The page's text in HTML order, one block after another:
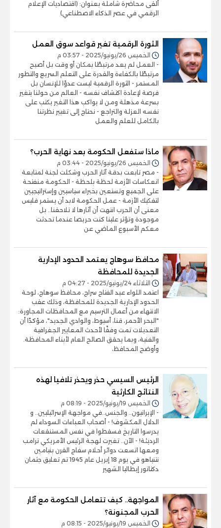
ألقى محاضرة شاملة بعنوان: (اقتصاديات الإعلام
الرقمي في عصر الذكاء الاصطناعي)
الثورة الرقمية تغير قواعد سوق العمل
الخميس 26/يونيو/2025 - 03:57 م
- العمل لم يعد مرتبطًا بمكان أو وقت بل أصبح
مرتبطًا بالكفاءة والقدرة على التعلم السريع والتطور
المستمر - الثورة الرقمية ليست عدوًا للإنسان بل
فرصة لإعادة اكتشاف نفسه - العالم من حولنا يتغير
بسرعة مذهلة ومن لا يواكب هذا التغير يكتب على
نفسه العزلة والتراجع - نحتاج إلى تغيير نظرتنا
بالكامل للعلم والعمل
ماذا ستفعل الحكومة بعد نهاية الحرب؟
الخميس 26/يونيو/2025 - 03:44 م
- مصر تابعت بدقة آثار الحرب وشكلت لجنة لمتابعة
انعكاسات الأزمة لحظة بلحظة - الحكومة منفتحة
على الجميع وتستعين بخبراء سياسيين وإستراتيجيين
لتفكيك الأزمة - عمل الحكومة لابد أن يستمر فليس
معنى أن الحرب انتهت أن آثارها لا تلاحقنا.. بل
موجودة وتؤثر علينا كنت حريصا عندما تحدثت
معكم الأسبوع الماضي عن
محافظ سوهاج يعتمد الحدود الإدارية
الجديدة للمحافظة
الثلاثاء 24/يونيو/2025 - 04:27 م
اعتمد اللواء عبد الفتاح سراج، محافظ سوهاج، لوحة
الحدود الإدارية الجديدة للمحافظة، وذلك عقب
الانتهاء من أعمال الترسيم مع المحافظات المجاورة:
"البحر الأحمر، قنا، أسيوط، والوادي الجديد"، مؤكدًا أن
التعديلات تمت وفقًا لأحدث المعايير الجغرافية
والفنية، وبما يحقق الصالح العام لأبناء المحافظة.
وأوضح المحافظ،
الرئيس السيسي حذر ويحذر تلافيا لهذه
النتائج الكارثية
الخميس 19/يونيو/2025 - 08:19 م
- الإيرانيون.. والجنس..في مواجهة الإسرائيليين.. و
الدلال المكشوف! - أصحاب العباءات السوداء لم
يدرسوا التاريخ فسقطوا في نفس المستنقعات
الرديئة! - الآن.. تغيرت لهجة الرئيس الأمريكي ترامب
ومعها اتسعت دوائر أحلام سفاح القرن بنيامين
نتنياهو في يوم 18 إبريل عام 1945 تم تعليق جثمان
دكتاتور إيطاليا الشهير
المواجهة.. كيف تتعامل الحكومة مع آثار
الحرب المجنونة؟
الخميس 19/يونيو/2025 - 08:15 م